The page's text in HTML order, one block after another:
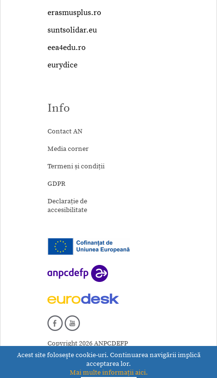
erasmusplus.ro
suntsolidar.eu
eea4edu.ro
eurydice
Info
Contact AN
Media corner
Termeni și condiții
GDPR
Declarație de
accesibilitate
Copyright 2026 ANPCDEFP
Acest site foloseşte cookie-uri. Continuarea navigării implică
acceptarea lor.
Mai multe informații aici.